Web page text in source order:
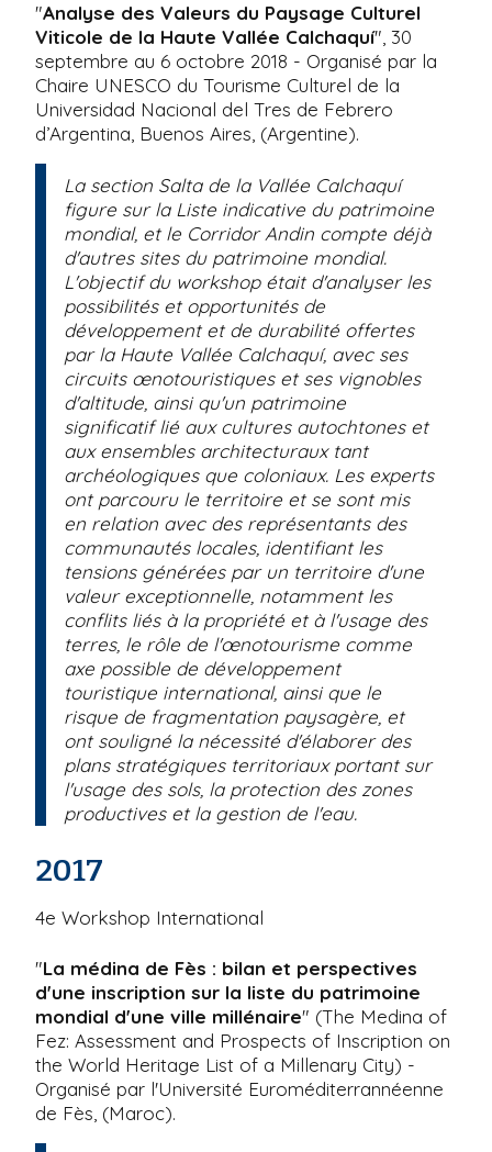
"Analyse des Valeurs du Paysage Culturel
Viticole de la Haute Vallée Calchaquí", 30
septembre au 6 octobre 2018 - Organisé par la
Chaire UNESCO du Tourisme Culturel de la
Universidad Nacional del Tres de Febrero
d’Argentina, Buenos Aires, (Argentine).
La section Salta de la Vallée Calchaquí
figure sur la Liste indicative du patrimoine
mondial, et le Corridor Andin compte déjà
d'autres sites du patrimoine mondial.
L'objectif du workshop était d'analyser les
possibilités et opportunités de
développement et de durabilité offertes
par la Haute Vallée Calchaquí, avec ses
circuits œnotouristiques et ses vignobles
d'altitude, ainsi qu'un patrimoine
significatif lié aux cultures autochtones et
aux ensembles architecturaux tant
archéologiques que coloniaux. Les experts
ont parcouru le territoire et se sont mis
en relation avec des représentants des
communautés locales, identifiant les
tensions générées par un territoire d'une
valeur exceptionnelle, notamment les
conflits liés à la propriété et à l'usage des
terres, le rôle de l'œnotourisme comme
axe possible de développement
touristique international, ainsi que le
risque de fragmentation paysagère, et
ont souligné la nécessité d'élaborer des
plans stratégiques territoriaux portant sur
l'usage des sols, la protection des zones
productives et la gestion de l'eau.
2017
4e Workshop International
"La médina de Fès : bilan et perspectives
d'une inscription sur la liste du patrimoine
mondial d'une ville millénaire" (The Medina of
Fez: Assessment and Prospects of Inscription on
the World Heritage List of a Millenary City) -
Organisé par l'Université Euroméditerrannéenne
de Fès, (Maroc).